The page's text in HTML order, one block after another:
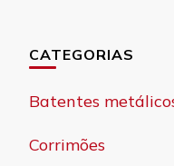
CATEGORIAS
Batentes
Corrimões